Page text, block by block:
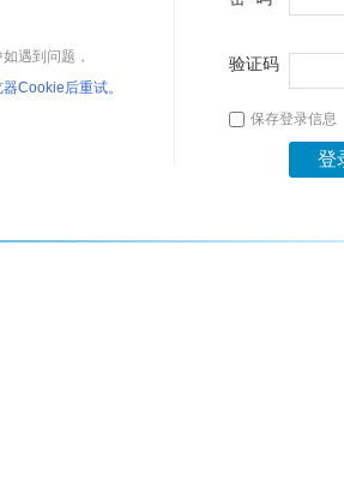
遇到问题，
Cookie后重试。
验证码
保存登录信息